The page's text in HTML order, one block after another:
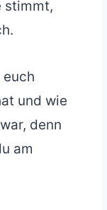
stimmt,
euch
und wie
denn
am